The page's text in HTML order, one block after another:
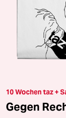
10 Wochen taz +
Gegen